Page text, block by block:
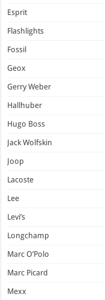
Esprit
Flashlights
Fossil
Geox
Gerry Weber
Hallhuber
Hugo Boss
Jack Wolfskin
Joop
Lacoste
Lee
Levi’s
Longchamp
Marc O’Polo
Marc Picard
Mexx